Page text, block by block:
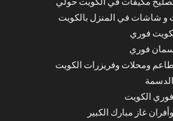
و شاشات في المنزل بالكويت
فوري
فوري
ومحلات وفريزرات الكويت
الكويت
غاز مبارك الكبير